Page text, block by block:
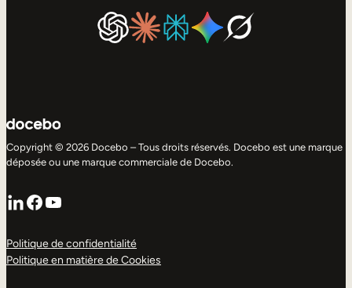
Copyright © 2026 Docebo – Tous droits réservés. Docebo est une marque
déposée ou une marque commerciale de Docebo.
LinkedIn
Facebook
YouTube
Politique de confidentialité
Politique en matière de Cookies